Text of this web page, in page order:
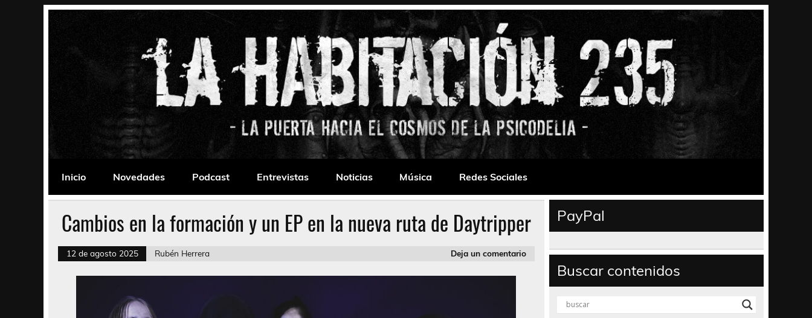
La Habitación 235
Inicio
Novedades Podcast Entrevistas Noticias Música Redes Sociales
Cambios en la formación y un EP en la nueva ruta de Daytripper
12 de agosto 2025 Rubén Herrera Deja un comentario
PayPal
Buscar contenidos